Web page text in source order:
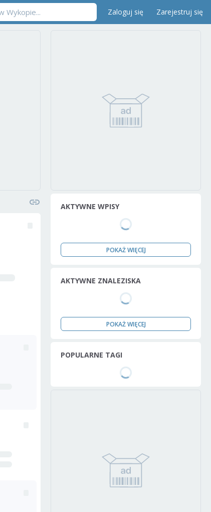
Zaloguj się Zarejestruj się
AKTYWNE WPISY
POKAŻ WIĘCEJ
AKTYWNE ZNALEZISKA
POKAŻ WIĘCEJ
POPULARNE TAGI